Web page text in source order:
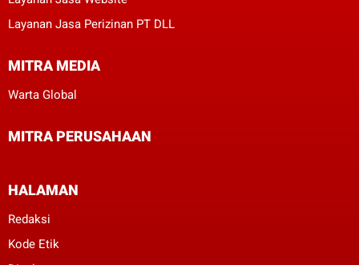
Layanan Jasa Perizinan PT DLL
MITRA MEDIA
Warta Global
MITRA PERUSAHAAN
HALAMAN
Redaksi
Kode Etik